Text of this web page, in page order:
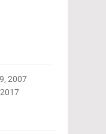
2007